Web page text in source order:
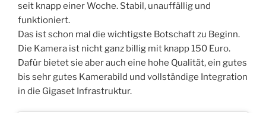
seit knapp einer Woche. Stabil, unauffällig und
funktioniert.
Das ist schon mal die wichtigste Botschaft zu Beginn.
Die Kamera ist nicht ganz billig mit knapp 150 Euro.
Dafür bietet sie aber auch eine hohe Qualität, ein gutes
bis sehr gutes Kamerabild und vollständige Integration
in die Gigaset Infrastruktur.